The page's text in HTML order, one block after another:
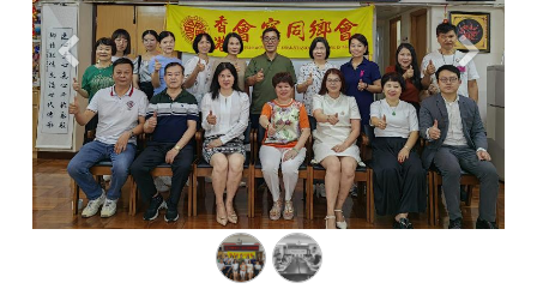
Previous Next